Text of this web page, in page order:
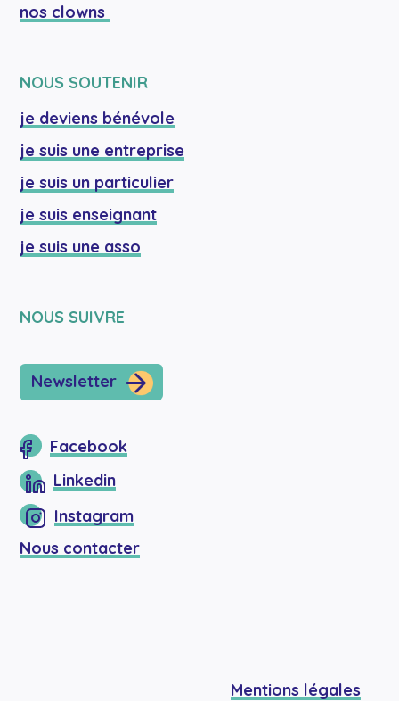
nos clowns
NOUS SOUTENIR
je deviens bénévole
je suis une entreprise
je suis un particulier
je suis enseignant
je suis une asso
NOUS SUIVRE
Newsletter
Facebook
Linkedin
Instagram
Nous contacter
Mentions légales